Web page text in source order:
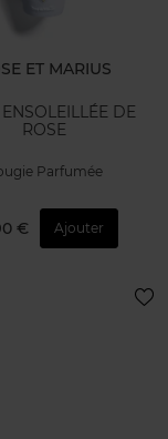
ET MARIUS
DE
ROSE
Parfumée
€ Ajouter